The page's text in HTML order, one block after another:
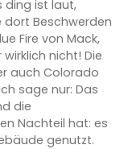
ding ist laut,
dort Beschwerden
Fire von Mack,
nicht! Die
auch Colorado
sage nur: Das
die
Nachteil hat: es
genutzt.